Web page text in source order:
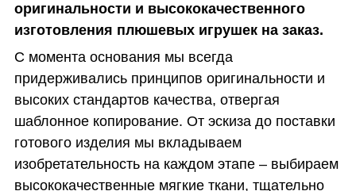
оригинальности и высококачественного
изготовления плюшевых игрушек на заказ.
С момента основания мы всегда
придерживались принципов оригинальности и
высоких стандартов качества, отвергая
шаблонное копирование. От эскиза до поставки
готового изделия мы вкладываем
изобретательность на каждом этапе – выбираем
высококачественные мягкие ткани, тщательно